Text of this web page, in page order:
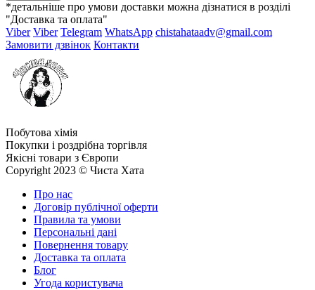
*детальніше про умови доставки можна дізнатися в розділі
"Доставка та оплата"
Viber Viber Telegram WhatsApp chistahataadv@gmail.com
Замовити дзвінок Контакти
Побутова хімія
Покупки і роздрібна торгівля
Якісні товари з Європи
Copyright 2023 © Чиста Хата
Про нас
Договір публічної оферти
Правила та умови
Персональні дані
Повернення товару
Доставка та оплата
Блог
Угода користувача